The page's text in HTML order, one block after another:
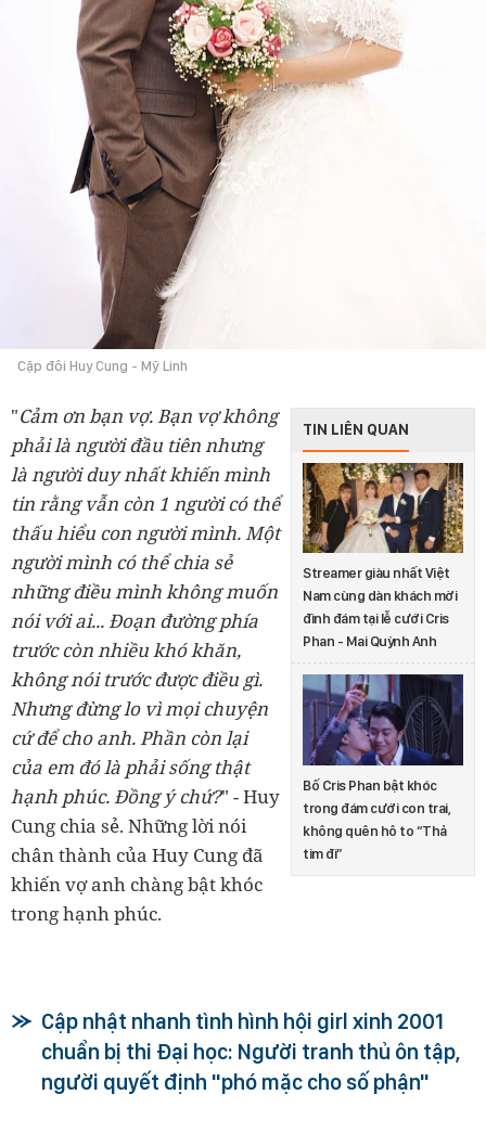
Cặp đôi Huy Cung - Mỹ Linh
TIN LIÊN QUAN
Streamer giàu nhất Việt
Nam cùng dàn khách mời
đình đám tại lễ cưới Cris
Phan - Mai Quỳnh Anh
Bố Cris Phan bật khóc
trong đám cưới con trai,
không quên hô to “Thả
tim đi”
"Cảm ơn bạn vợ. Bạn vợ không
phải là người đầu tiên nhưng
là người duy nhất khiến mình
tin rằng vẫn còn 1 người có thể
thấu hiểu con người mình. Một
người mình có thể chia sẻ
những điều mình không muốn
nói với ai... Đoạn đường phía
trước còn nhiều khó khăn,
không nói trước được điều gì.
Nhưng đừng lo vì mọi chuyện
cứ để cho anh. Phần còn lại
của em đó là phải sống thật
hạnh phúc. Đồng ý chứ?" - Huy
Cung chia sẻ. Những lời nói
chân thành của Huy Cung đã
khiến vợ anh chàng bật khóc
trong hạnh phúc.
Cập nhật nhanh tình hình hội girl xinh 2001
chuẩn bị thi Đại học: Người tranh thủ ôn tập,
người quyết định "phó mặc cho số phận"